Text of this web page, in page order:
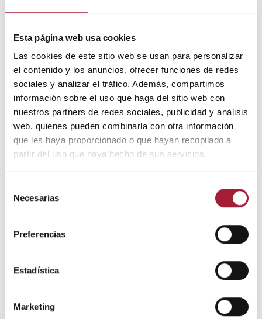
Esta página web usa cookies
Las cookies de este sitio web se usan para personalizar
el contenido y los anuncios, ofrecer funciones de redes
sociales y analizar el tráfico. Además, compartimos
información sobre el uso que haga del sitio web con
nuestros partners de redes sociales, publicidad y análisis
web, quienes pueden combinarla con otra información
que les haya proporcionado o que hayan recopilado a
partir del uso que haya hecho de sus servicios.
Necesarias
Preferencias
Estadística
Marketing
ellas ni guardarlas en recipientes con agua.
Usar lágrimas artificiales
Para mantener una adecuada hidratación y lubricación
de los ojos, hay que acostumbrarse a usar lágrimas
artificiales sin conservantes de forma regular, varias
veces al día.
Además, debe evitarse el tabaco, puesto que aumenta
Es también recomendable evitar el uso de soluciones
pacientes de atopia, que tienen mayor predisposición a
sufrir reacciones tóxicas. En caso de conservar lentillas
con soluciones basadas en peróxido de hidrógeno,
debe realizarse un buen aclarado antes de su uso. A la
acanthamoebicidas (polyhexamethylenebiguanida o